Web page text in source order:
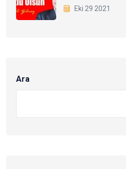
Eki 29 2021
Ara